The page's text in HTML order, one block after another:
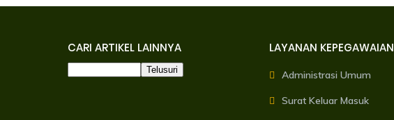
CARI ARTIKEL LAINNYA LAYANAN KEPEGAWAIAN
Administrasi Umum
Surat Keluar Masuk